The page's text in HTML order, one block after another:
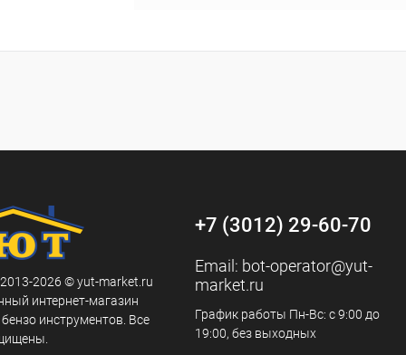
2026 © yut-market.ru
интернет-магазин
инструментов. Все
+7 (3012) 29-60-70
Email: bot-operator@yut-
market.ru
График работы Пн-Вс: с 9:00 до
19:00, без выходных